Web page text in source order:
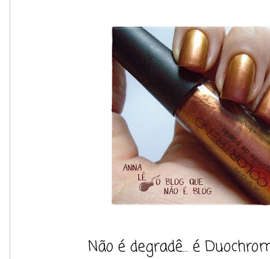
Não é degradê... é